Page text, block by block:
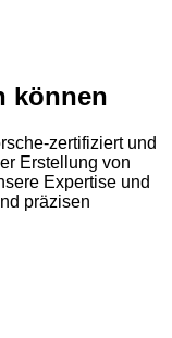
können
zertifiziert und
Erstellung von
Expertise und
präzisen